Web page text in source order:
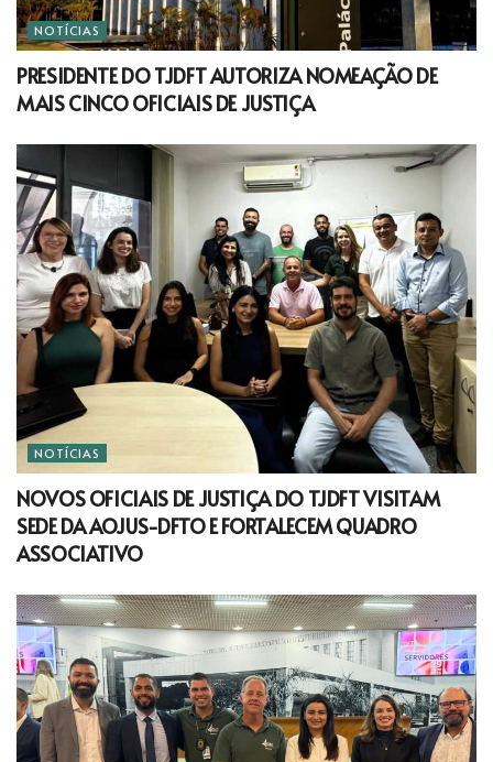
NOTÍCIAS
PRESIDENTE DO TJDFT AUTORIZA NOMEAÇÃO DE
MAIS CINCO OFICIAIS DE JUSTIÇA
NOTÍCIAS
NOVOS OFICIAIS DE JUSTIÇA DO TJDFT VISITAM
SEDE DA AOJUS-DFTO E FORTALECEM QUADRO
ASSOCIATIVO